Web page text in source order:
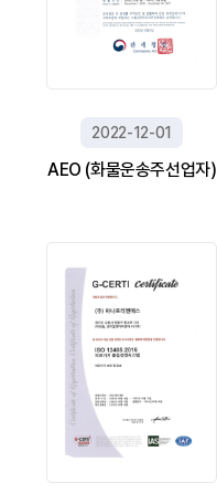
2022-12-01
AEO (화물운송주선업자)